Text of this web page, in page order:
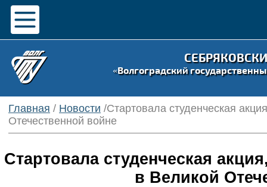
«Волгоградский
Главная / Новости /Стартовала студенческая
Отечественной войне
Стартовала студенческая
в Великой